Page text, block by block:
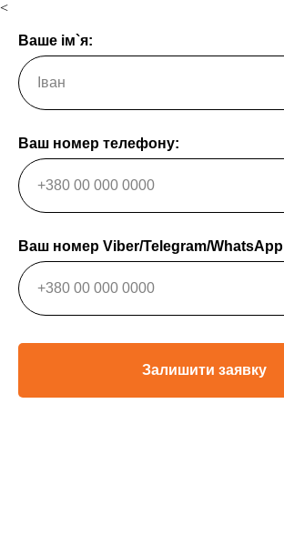
<
Ваше ім`я:
Ваш номер телефону:
Ваш номер Viber/Telegram/WhatsApp
Залишити заявку